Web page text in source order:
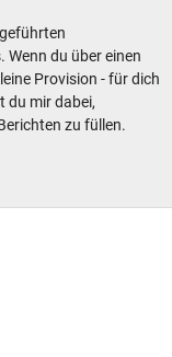
du über einen
Provision - für dich
du mir dabei,
zu füllen.